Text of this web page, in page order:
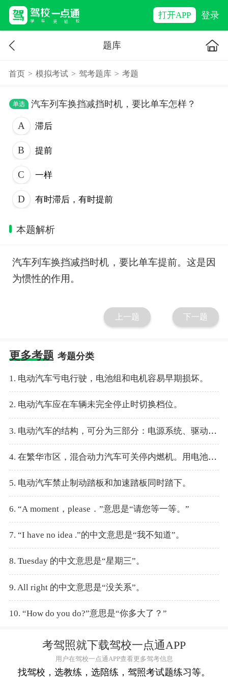
打开APP 登录
题库
首页 > 模拟考试 > 驾考题库 > 考题
单选 汽车列车换挡减挡时机，要比单车怎样？
滞后
提前
一样
有时滞后，有时提前
本题解析
汽车列车换挡减挡时机，要比单车提前。这是因
为惯性的作用。
上一题 下一题
更多考题 考题分类
1. 电动汽车亏电行驶，电池组和电机容易早期损坏。
2. 电动汽车应在车辆未完全停止时切换档位。
3. 电动汽车的结构，可分为三部分：电源系统、驱动控制系统和充电系统。
4. 在繁华市区，混合动力汽车可关停内燃机。用电池单独驱动，实现“零”排放。
5. 电动汽车禁止制动踏板和加速踏板同时踏下。
6. “A moment，please．”意思是“请您等一等。”
7. “I have no idea .”的中文意思是“我不知道”。
8. Tuesday 的中文意思是“星期三”。
9. All right 的中文意思是“没关系”。
10. “How do you do?”意思是“你多大了？”
考驾照就下载驾校一点通APP
用户在驾校一点通APP查看更多驾考信息
找驾校，选教练，选陪练，驾照考试题练习等。